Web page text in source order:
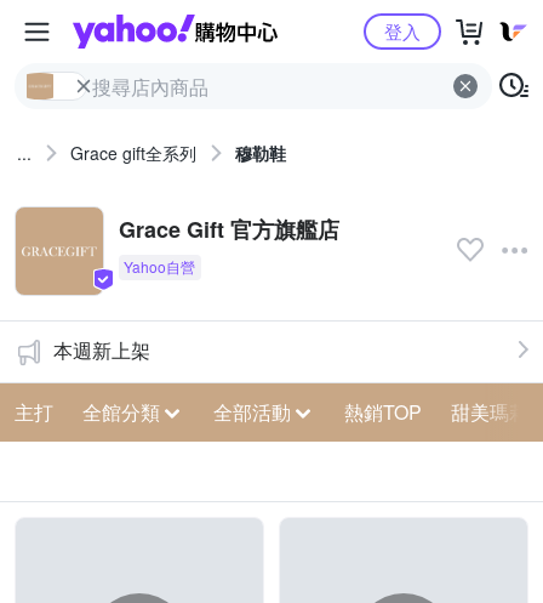
Yahoo購物中心
登入
... Grace gift全系列 穆勒鞋
Grace Gift 官方旗艦店
本週新上架
主打 全館分類 全部活動 熱銷TOP 甜美瑪莉